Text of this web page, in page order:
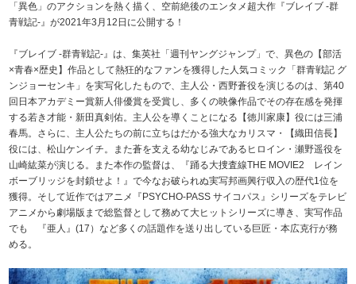
「異色」のアクションを熱く描く、空前絶後のエンタメ超大作『ブレイブ ‐群
青戦記-』が2021年3月12日に公開する！
『ブレイブ ‐群青戦記-』は、集英社「週刊ヤングジャンプ」で、異色の【部活
×青春×歴史】作品として熱狂的なファンを獲得した人気コミック「群青戦記 グ
ンジョーセンキ」を実写化したもので、主人公・西野蒼役を演じるのは、第40
回日本アカデミー賞新人俳優賞を受賞し、多くの映像作品でその存在感を発揮
する若き才能・新田真剣佑。主人公を導くことになる【徳川家康】役には三浦
春馬。さらに、主人公たちの前に立ちはだかる強大なカリスマ・【織田信長】
役には、松山ケンイチ。また蒼を支える幼なじみであるヒロイン・瀬野遥役を
山崎紘菜が演じる。また本作の監督は、『踊る大捜査線THE MOVIE2 レイン
ボーブリッジを封鎖せよ！』で今なお破られぬ実写邦画興行収入の歴代1位を
獲得。そして近作ではアニメ『PSYCHO-PASS サイコパス』シリーズをテレビ
アニメから劇場版まで総監督として務めて大ヒットシリーズに導き、実写作品
でも 『亜人』(17）など多くの話題作を送り出している巨匠・本広克行が務
める。